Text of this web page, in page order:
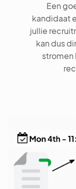
Een
kandidaat
jullie
kan dus
stromen